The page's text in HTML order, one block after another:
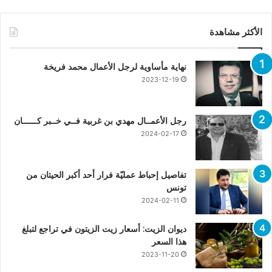
الأكثر مشاهدة
نهاية مأساوية لرجل الأعمال محمد فريخة
2023-12-19
رجل الأعمــال مهدي بن غربية فــي خــبر كــــــان
2024-02-17
تفاصيل إحباط عمليّة فرار أحد أكبر الحيتان من
تونس
2024-02-11
ديوان الزيت: أسعار زيت الزيتون في تراجع لتبلغ
هذا السعر
2023-11-20